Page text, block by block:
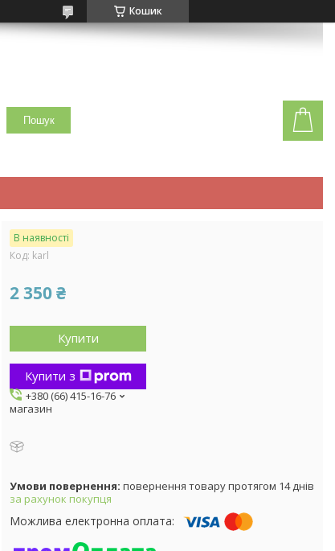
Кошик
Пошук
В наявності
Код: karl
2 350 ₴
Купити
Купити з
+380 (66) 415-16-76
магазин
повернення товару протягом 14 днів
за рахунок покупця